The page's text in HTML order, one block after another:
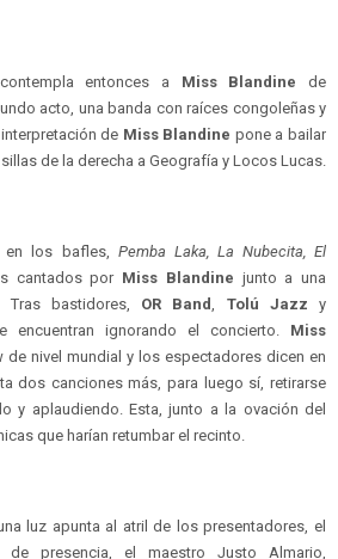
entonces a Miss Blandine de
acto, una banda con raíces congoleñas y
de Miss Blandine pone a bailar
de la derecha a Geografía y Locos Lucas.
en los bafles, Pemba Laka, La Nubecita, El
cantados por Miss Blandine junto a una
Tras bastidores, OR Band, Tolú Jazz y
encuentran ignorando el concierto. Miss
de nivel mundial y los espectadores dicen en
dos canciones más, para luego sí, retirarse
y aplaudiendo. Esta, junto a la ovación del
que harían retumbar el recinto.
luz apunta al atril de los presentadores, el
de presencia, el maestro Justo Almario,